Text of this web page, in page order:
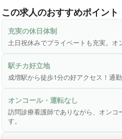
〜ヒトに誠実に向き合い、コトに
患者さまの一番安心できる場所で
族、地域医療・介護、社会からの
ニックを運営しています。病気を
生まで含めて関わらせていただく
この求人のおすすめポイント
充実の休日体制
土日祝休みでプライベートも充実。オ
駅チカ好立地
成増駅から徒歩1分の好アクセス！通
オンコール・運転なし
訪問診療看護師でありながら、オン
す。